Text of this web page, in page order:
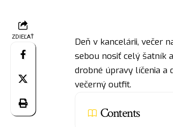
ZDIEĽAŤ
Deň v kancelárii, večer
sebou nosiť celý šatník
drobné úpravy líčenia a
večerný outfit.
Contents